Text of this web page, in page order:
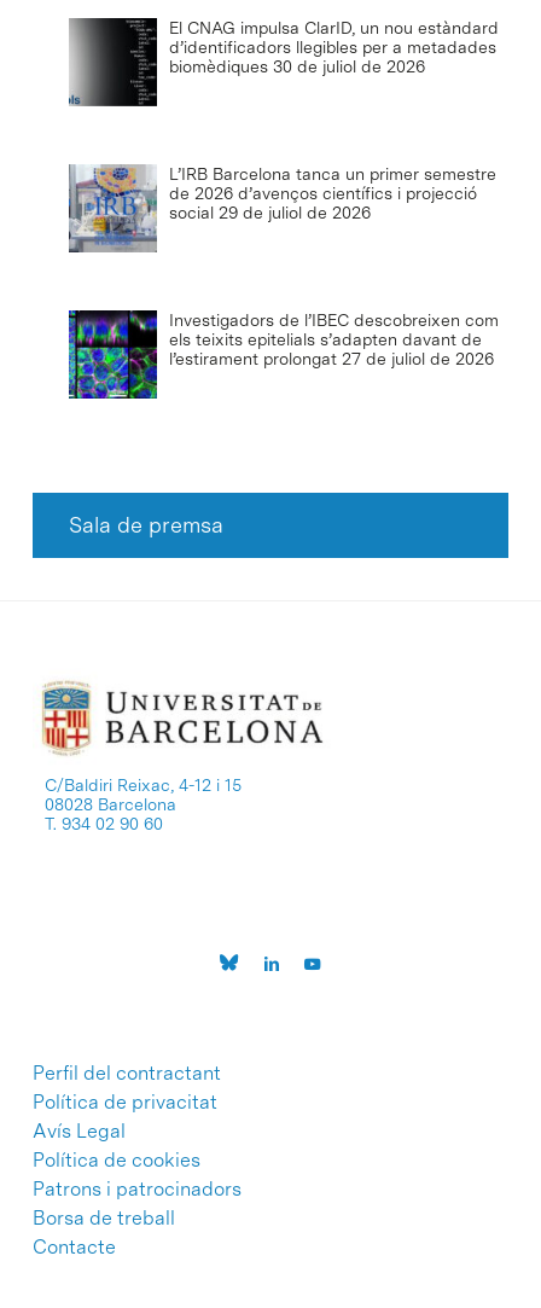
El CNAG impulsa ClarID, un nou estàndard
d’identificadors llegibles per a metadades
biomèdiques 30 de juliol de 2026
L’IRB Barcelona tanca un primer semestre
de 2026 d’avenços científics i projecció
social 29 de juliol de 2026
Investigadors de l’IBEC descobreixen com
els teixits epitelials s’adapten davant de
l’estirament prolongat 27 de juliol de 2026
Sala de premsa
C/Baldiri Reixac, 4-12 i 15
08028 Barcelona
T. 934 02 90 60
Perfil del contractant
Política de privacitat
Avís Legal
Política de cookies
Patrons i patrocinadors
Borsa de treball
Contacte